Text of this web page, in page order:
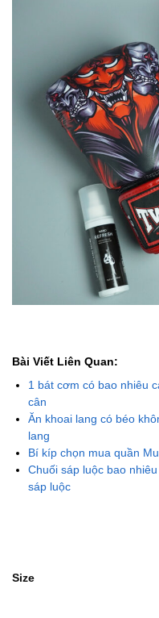
Bài Viết Liên Quan:
1 bát cơm có bao nhiêu
cân
Ăn khoai lang có béo
lang
Bí kíp chọn mua quần
Chuối sáp luộc bao
sáp luộc
Size